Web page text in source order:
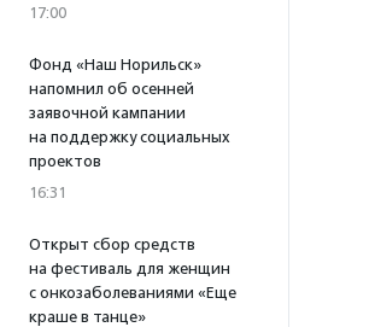
17:00
Фонд «Наш Норильск»
напомнил об осенней
заявочной кампании
на поддержку социальных
проектов
16:31
Открыт сбор средств
на фестиваль для женщин
с онкозаболеваниями «Еще
краше в танце»